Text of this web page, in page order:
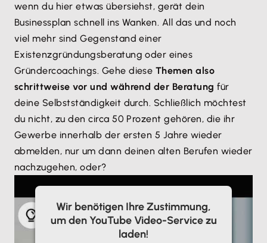
wenn du hier etwas übersiehst, gerät dein
Businessplan schnell ins Wanken. All das und noch
viel mehr sind Gegenstand einer
Existenzgründungsberatung oder eines
Gründercoachings. Gehe diese Themen also
schrittweise vor und während der Beratung für
deine Selbstständigkeit durch. Schließlich möchtest
du nicht, zu den circa 50 Prozent gehören, die ihr
Gewerbe innerhalb der ersten 5 Jahre wieder
abmelden, nur um dann deinen alten Berufen wieder
nachzugehen, oder?
Wir benötigen Ihre Zustimmung,
um den YouTube Video-Service zu
laden!